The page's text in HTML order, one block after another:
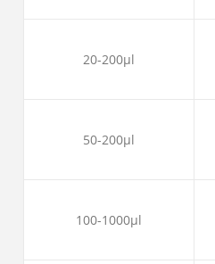
20-200μl
50-200μl
100-1000μl